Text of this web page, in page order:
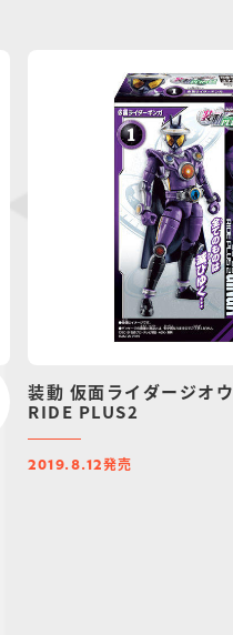
装動 仮面ライダージオウ
RIDE PLUS2
2019.8.12発売